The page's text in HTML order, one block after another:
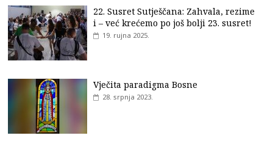
22. Susret Sutješčana: Zahvala, rezime
i – već krećemo po još bolji 23. susret!
19. rujna 2025.
Vječita paradigma Bosne
28. srpnja 2023.